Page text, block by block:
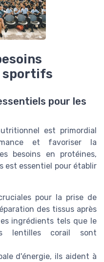
sportifs
pour les
est primordial
et favoriser la
besoins en protéines,
est essentiel pour établir
pour la prise de
des tissus après
ingrédients tels que le
corail sont
d'énergie, ils aident à